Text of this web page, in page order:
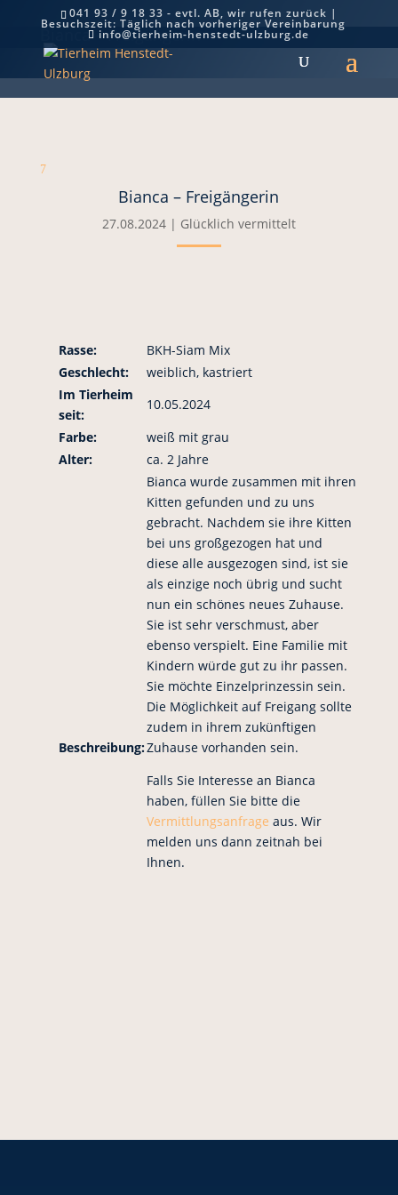
041 93 / 9 18 33 - evtl. AB, wir rufen zurück |
Besuchszeit: Täglich nach vorheriger Vereinbarung
info@tierheim-henstedt-ulzburg.de
Bianca – Freigängerin
7
Bianca – Freigängerin
27.08.2024| Glücklich vermittelt
Rasse:
BKH-Siam Mix
Geschlecht:
weiblich, kastriert
Im Tierheim
seit:
10.05.2024
Farbe:
weiß mit grau
Alter:
ca. 2 Jahre
Beschreibung:
Bianca wurde zusammen mit ihren
Kitten gefunden und zu uns
gebracht. Nachdem sie ihre Kitten
bei uns großgezogen hat und
diese alle ausgezogen sind, ist sie
als einzige noch übrig und sucht
nun ein schönes neues Zuhause.
Sie ist sehr verschmust, aber
ebenso verspielt. Eine Familie mit
Kindern würde gut zu ihr passen.
Sie möchte Einzelprinzessin sein.
Die Möglichkeit auf Freigang sollte
zudem in ihrem zukünftigen
Zuhause vorhanden sein.
Falls Sie Interesse an Bianca
haben, füllen Sie bitte die
Vermittlungsanfrage aus. Wir
melden uns dann zeitnah bei
Ihnen.